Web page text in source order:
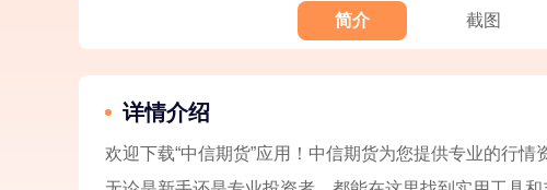
简介 截图
详情介绍
欢迎下载“中信期货”应用！中信期货为您提供专业的行